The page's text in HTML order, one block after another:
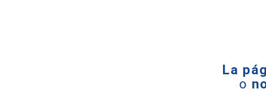
La
o